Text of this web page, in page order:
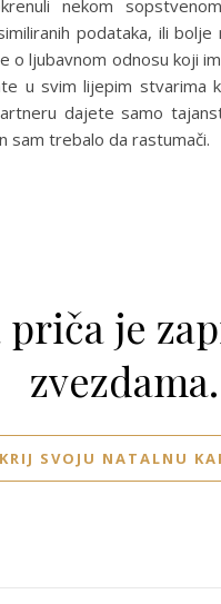
nekom
podataka, ili
o ljubavnom odnosu koji
u svim lijepim stvarima
dajete samo
sam trebalo da rastumači.
je
zvezdama.
SVOJU NATALNU